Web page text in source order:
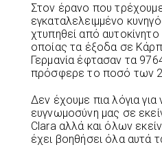
Στον έρανο που
εγκαταλελειμμένο
χτυπηθεί από
οποίας τα έξοδα σε
Γερμανία έφτασαν τα
πρόσφερε το ποσό των
Δεν έχουμε πια λόγια
ευγνωμοσύνη μας σε
Clara αλλά και όλων
έχει βοηθήσει όλα αυτά